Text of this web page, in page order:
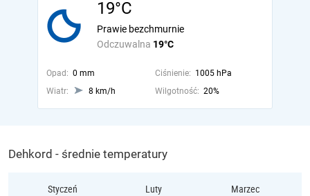
19°C
Odczuwalna 19°C
Prawie bezchmurnie
Opad: 0 mm Ciśnienie: 1005 hPa
Wiatr:
8 km/h Wilgotność: 20%
Dehkord - średnie temperatury
Styczeń Luty Marzec